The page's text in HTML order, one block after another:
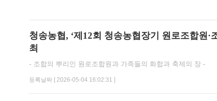
청송농협, ‘제12회 청송농협장기 원로조합원
최
- 조합의 뿌리인 원로조합원과 가족들의 화합과 축제의 장 -
등록날짜 [ 2026-05-04 16:02:31 ]